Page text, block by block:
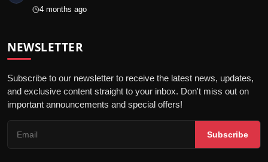
4 months ago
NEWSLETTER
Subscribe to our newsletter to receive the latest news, updates,
and exclusive content straight to your inbox. Don't miss out on
important announcements and special offers!
Subscribe